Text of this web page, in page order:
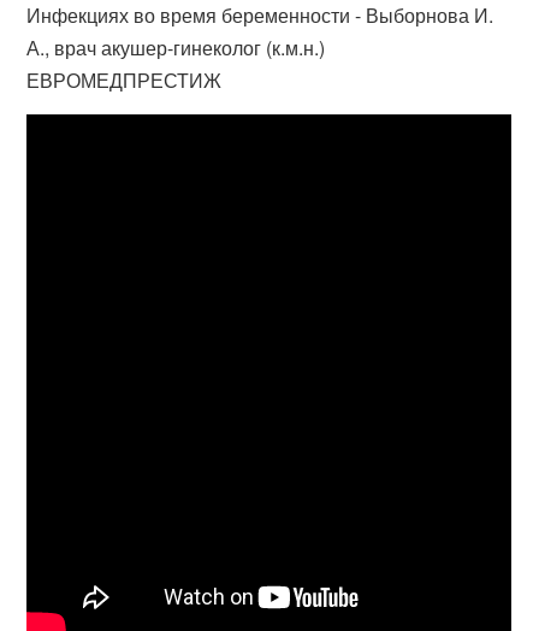
Инфекциях во время беременности - Выборнова И.
А., врач акушер-гинеколог (к.м.н.)
ЕВРОМЕДПРЕСТИЖ